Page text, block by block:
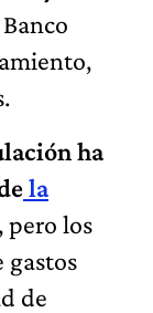
ha
la
, pero los
gastos
de